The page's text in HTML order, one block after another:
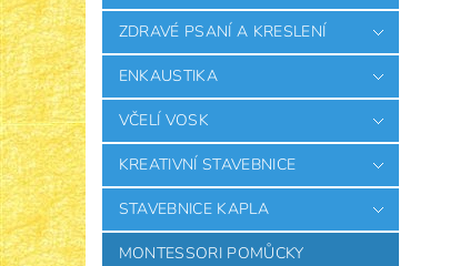
ZDRAVÉ PSANÍ A KRESLENÍ
ENKAUSTIKA
VČELÍ VOSK
KREATIVNÍ STAVEBNICE
STAVEBNICE KAPLA
MONTESSORI POMŮCKY